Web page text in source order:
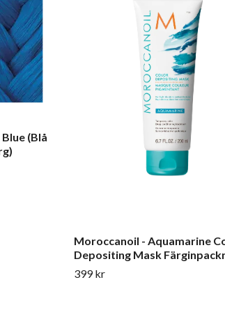
(Blå
Moroccanoil - Aquamarine
Depositing Mask
399 kr